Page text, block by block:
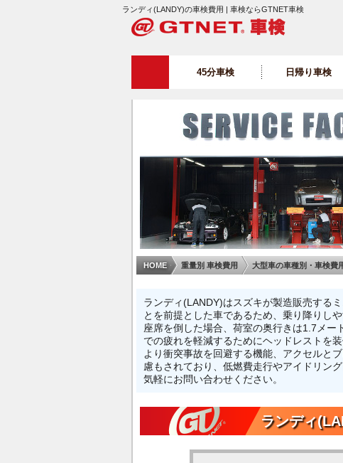
ランディ(LANDY)の車検費用 | 車検ならGTNET車検
45分車検 日帰り車検
HOME 重量別 車検費用 大型車の車種別・車検費
ランディ(LANDY)はスズキが製造販売する
とを前提とした車であるため、乗り降りし
座席を倒した場合、荷室の奥行きは1.7メ
での疲れを軽減するためにヘッドレストを
より衝突事故を回避する機能、アクセルと
慮もされており、低燃費走行やアイドリン
気軽にお問い合わせください。
ランディ